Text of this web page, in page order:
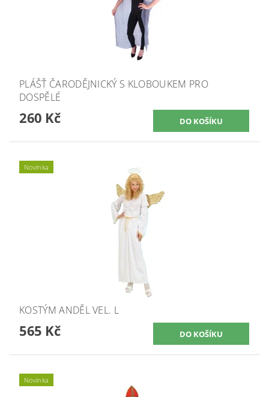
PLÁŠŤ ČARODĚJNICKÝ S KLOBOUKEM PRO
DOSPĚLÉ
260 Kč
Novinka
KOSTÝM ANDĚL VEL. L
565 Kč
Novinka